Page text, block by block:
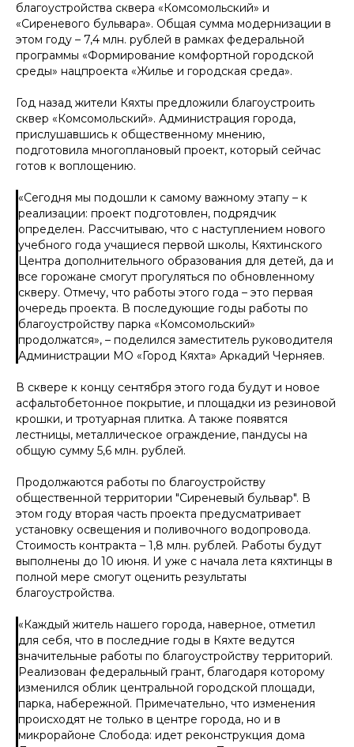
благоустройства сквера «Комсомольский» и
«Сиреневого бульвара». Общая сумма модернизации в
этом году – 7,4 млн. рублей в рамках федеральной
программы «Формирование комфортной городской
среды» нацпроекта «Жилье и городская среда».
Год назад жители Кяхты предложили благоустроить
сквер «Комсомольский». Администрация города,
прислушавшись к общественному мнению,
подготовила многоплановый проект, который сейчас
готов к воплощению.
«Сегодня мы подошли к самому важному этапу – к
реализации: проект подготовлен, подрядчик
определен. Рассчитываю, что с наступлением нового
учебного года учащиеся первой школы, Кяхтинского
Центра дополнительного образования для детей, да и
все горожане смогут прогуляться по обновленному
скверу. Отмечу, что работы этого года – это первая
очередь проекта. В последующие годы работы по
благоустройству парка «Комсомольский»
продолжатся», – поделился заместитель руководителя
Администрации МО «Город Кяхта» Аркадий Черняев.
В сквере к концу сентября этого года будут и новое
асфальтобетонное покрытие, и площадки из резиновой
крошки, и тротуарная плитка. А также появятся
лестницы, металлическое ограждение, пандусы на
общую сумму 5,6 млн. рублей.
Продолжаются работы по благоустройству
общественной территории "Сиреневый бульвар". В
этом году вторая часть проекта предусматривает
установку освещения и поливочного водопровода.
Стоимость контракта – 1,8 млн. рублей. Работы будут
выполнены до 10 июня. И уже с начала лета кяхтинцы в
полной мере смогут оценить результаты
благоустройства.
«Каждый житель нашего города, наверное, отметил
для себя, что в последние годы в Кяхте ведутся
значительные работы по благоустройству территорий.
Реализован федеральный грант, благодаря которому
изменился облик центральной городской площади,
парка, набережной. Примечательно, что изменения
происходят не только в центре города, но и в
микрорайоне Слобода: идет реконструкция дома